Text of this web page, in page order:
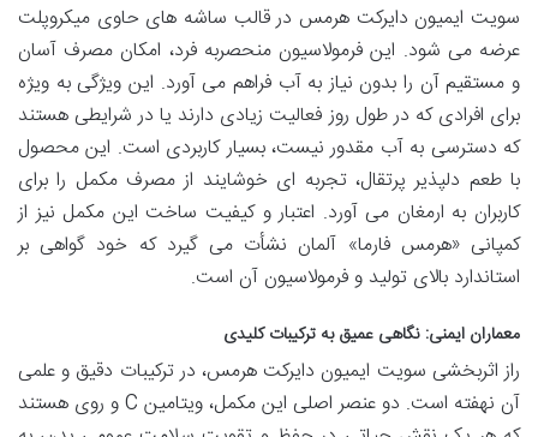
سویت ایمیون دایرکت هرمس در قالب ساشه های حاوی میکروپلت
عرضه می شود. این فرمولاسیون منحصربه فرد، امکان مصرف آسان
و مستقیم آن را بدون نیاز به آب فراهم می آورد. این ویژگی به ویژه
برای افرادی که در طول روز فعالیت زیادی دارند یا در شرایطی هستند
که دسترسی به آب مقدور نیست، بسیار کاربردی است. این محصول
با طعم دلپذیر پرتقال، تجربه ای خوشایند از مصرف مکمل را برای
کاربران به ارمغان می آورد. اعتبار و کیفیت ساخت این مکمل نیز از
کمپانی «هرمس فارما» آلمان نشأت می گیرد که خود گواهی بر
استاندارد بالای تولید و فرمولاسیون آن است.
معماران ایمنی: نگاهی عمیق به ترکیبات کلیدی
راز اثربخشی سویت ایمیون دایرکت هرمس، در ترکیبات دقیق و علمی
آن نهفته است. دو عنصر اصلی این مکمل، ویتامین C و روی هستند